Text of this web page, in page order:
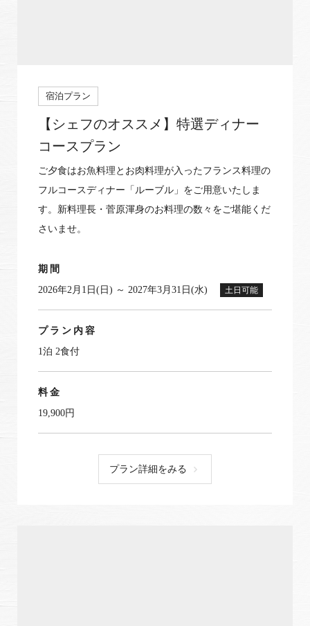
宿泊プラン
【シェフのオススメ】特選ディナー
コースプラン
ご夕食はお魚料理とお肉料理が入ったフランス料理の
フルコースディナー「ルーブル」をご用意いたしま
す。新料理長・菅原渾身のお料理の数々をご堪能くだ
さいませ。
期間
2026年2月1日(日) ～ 2027年3月31日(水)
土日可能
プラン内容
1泊 2食付
料金
19,900円
プラン詳細をみる